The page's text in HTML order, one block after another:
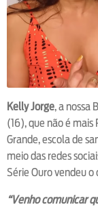
Kelly Jorge, a nossa
(16), que não é mais
Grande, escola de
meio das redes
Série Ouro vendeu o
“Venho comunicar